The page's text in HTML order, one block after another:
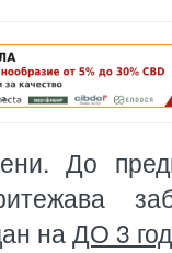
До
наДО 3